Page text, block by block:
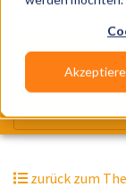
zurück zum